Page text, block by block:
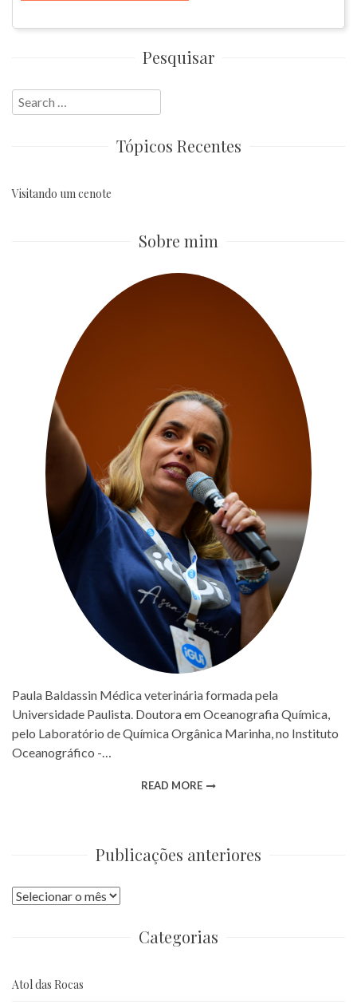
Pesquisar
Search
for:
Tópicos Recentes
Visitando um cenote
Sobre mim
Paula Baldassin Médica veterinária formada pela
Universidade Paulista. Doutora em Oceanografia Química,
pelo Laboratório de Química Orgânica Marinha, no Instituto
Oceanográfico -…
READ MORE
Publicações anteriores
Publicações
Categorias
Atol das Rocas